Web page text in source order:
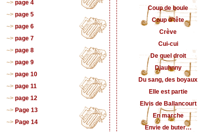
page 4
page 5
page 6
page 7
page 8
page 9
page 10
page 11
page 12
Page 13
Page 14
Coup de boule
Coup d’tête
Crève
Cui-cui
De quel droit
Djauhnny
Du sang, des boyaux
Elle est partie
Elvis de Ballancourt
En marche
Envie de buter…